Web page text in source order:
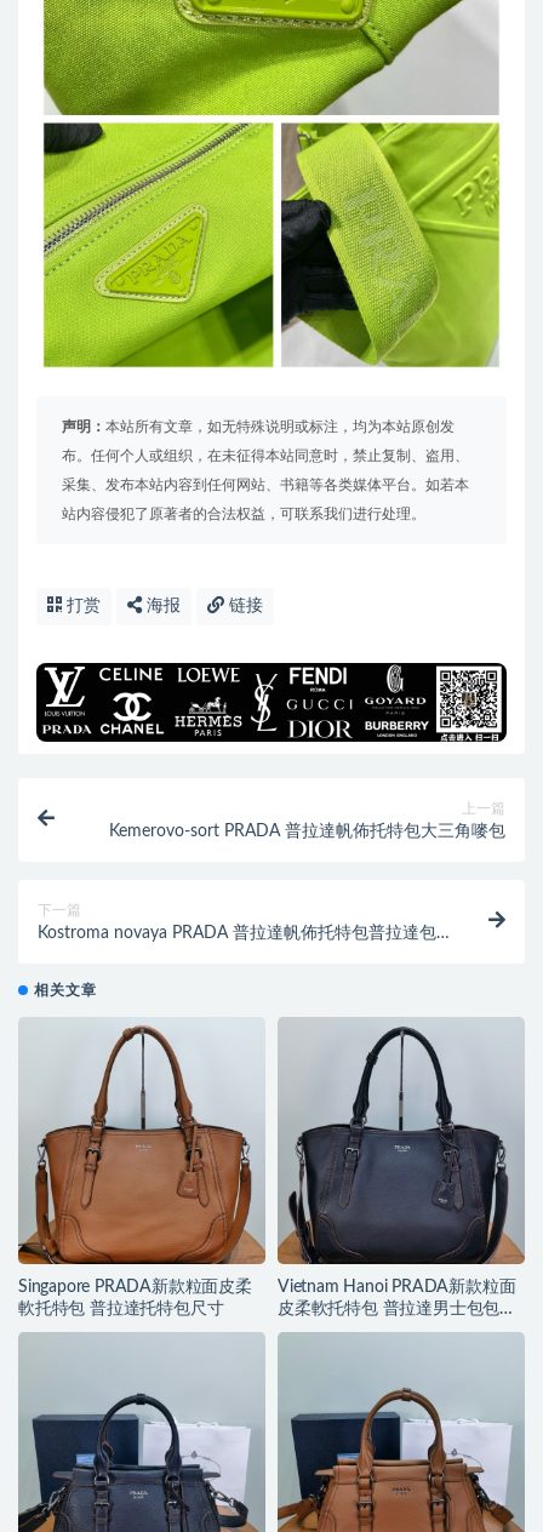
声明： 本站所有文章，如无特殊说明或标注，均为本站原创发
布。任何个人或组织，在未征得本站同意时，禁止复制、盗用、
采集、发布本站内容到任何网站、书籍等各类媒体平台。如若本
站内容侵犯了原著者的合法权益，可联系我们进行处理。
打赏 海报 链接
上一篇
Kemerovo-sort PRADA 普拉達帆佈托特包大三角嘜包
下一篇
Kostroma novaya PRADA 普拉達帆佈托特包普拉達包
相关文章
Singapore PRADA新款粒面皮柔
軟托特包 普拉達托特包尺寸
Vietnam Hanoi PRADA新款粒面
皮柔軟托特包 普拉達男士包包的
價格